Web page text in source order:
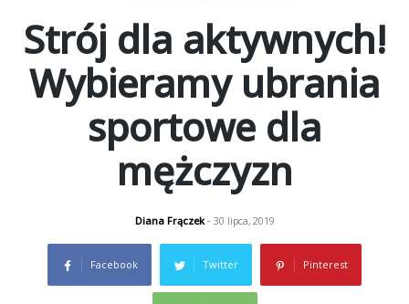
Strój dla aktywnych!
Wybieramy ubrania
sportowe dla
mężczyzn
Diana Frączek- 30 lipca, 2019
Facebook Twitter Pinterest